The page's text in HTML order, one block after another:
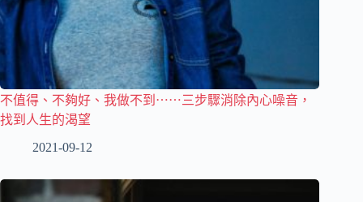
不值得、不夠好、我做不到⋯⋯三步驟消除內心噪音，
找到人生的渴望
2021-09-12